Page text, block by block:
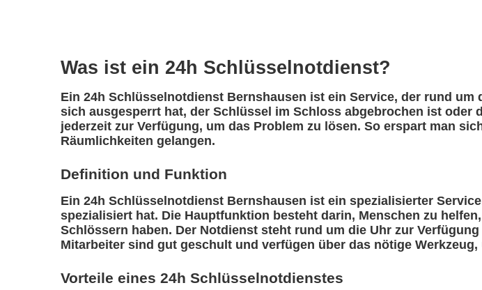
Was ist ein 24h Schlüsselnotdienst?
Ein 24h Schlüsselnotdienst Bernshausen ist ein Service, der rund
sich ausgesperrt hat, der Schlüssel im Schloss abgebrochen ist
jederzeit zur Verfügung, um das Problem zu lösen. So erspart man
Räumlichkeiten gelangen.
Definition und Funktion
Ein 24h Schlüsselnotdienst Bernshausen ist ein spezialisierter
spezialisiert hat. Die Hauptfunktion besteht darin, Menschen zu
Schlössern haben. Der Notdienst steht rund um die Uhr zur
Mitarbeiter sind gut geschult und verfügen über das nötige
Vorteile eines 24h Schlüsselnotdienstes